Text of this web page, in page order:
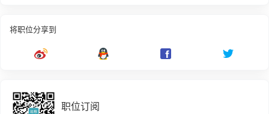
将职位分享到
职位订阅